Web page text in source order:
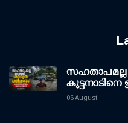
സഹതാപമല്ല
06 August